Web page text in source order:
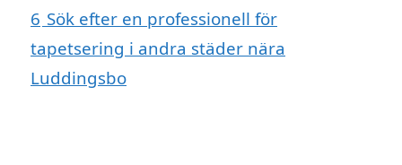
6 Sök efter en professionell för
tapetsering i andra städer nära
Luddingsbo